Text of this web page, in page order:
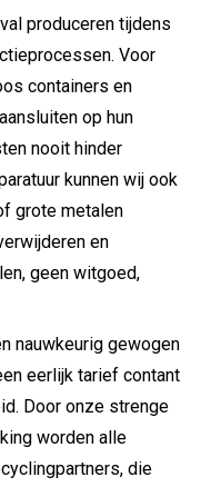
produceren tijdens
Voor
containers en
op hun
nooit hinder
kunnen wij ook
grote metalen
en
geen witgoed,
nauwkeurig gewogen
eerlijk tarief contant
Door onze strenge
worden alle
die